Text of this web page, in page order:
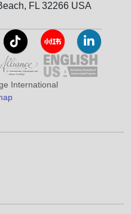
FL 32266 USA
International